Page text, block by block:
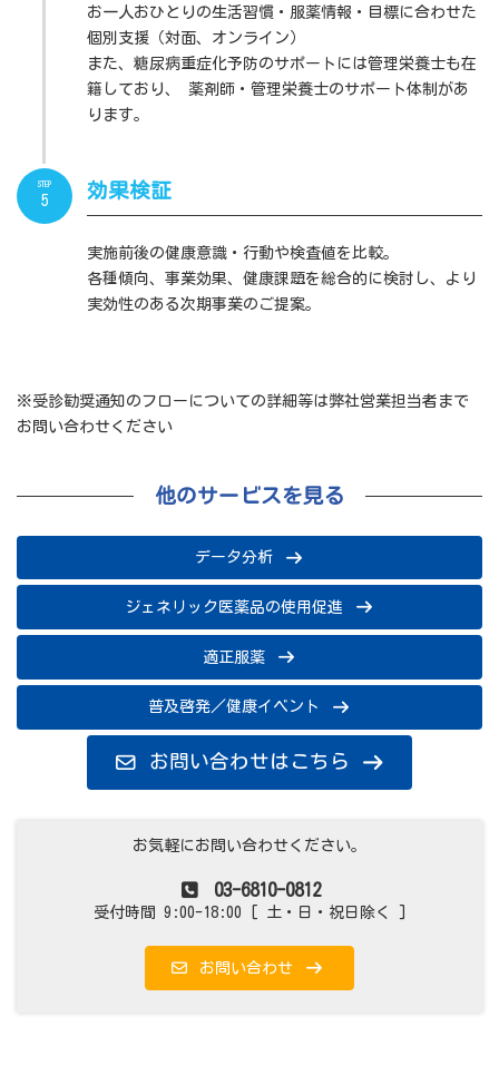
お一人おひとりの生活習慣・服薬情報・目標に合わせた
個別支援（対面、オンライン）
また、糖尿病重症化予防のサポートには管理栄養士も在
籍しており、 薬剤師・管理栄養士のサポート体制があ
ります。
効果検証
実施前後の健康意識・行動や検査値を比較。
各種傾向、事業効果、健康課題を総合的に検討し、より
実効性のある次期事業のご提案。
STEP
5
※受診勧奨通知のフローについての詳細等は弊社営業担当者まで
お問い合わせください
他のサービスを見る
データ分析
ジェネリック医薬品の使用促進
適正服薬
普及啓発／健康イベント
お問い合わせはこちら
お気軽にお問い合わせください。
03-6810-0812
受付時間 9:00-18:00 [ 土・日・祝日除く ]
お問い合わせ